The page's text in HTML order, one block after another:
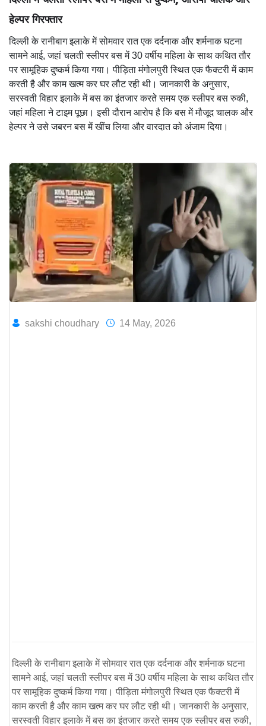
हेल्पर गिरफ्तार
दिल्ली के रानीबाग इलाके में सोमवार रात एक दर्दनाक और शर्मनाक घटना
सामने आई, जहां चलती स्लीपर बस में 30 वर्षीय महिला के साथ कथित तौर
पर सामूहिक दुष्कर्म किया गया। पीड़िता मंगोलपुरी स्थित एक फैक्टरी में काम
करती है और काम खत्म कर घर लौट रही थी। जानकारी के अनुसार,
सरस्वती विहार इलाके में बस का इंतजार करते समय एक स्लीपर बस रुकी,
जहां महिला ने टाइम पूछा। इसी दौरान आरोप है कि बस में मौजूद चालक और
हेल्पर ने उसे जबरन बस में खींच लिया और वारदात को अंजाम दिया।
sakshi choudhary 14 May, 2026
दिल्ली के रानीबाग इलाके में सोमवार रात एक दर्दनाक और शर्मनाक घटना
सामने आई, जहां चलती स्लीपर बस में 30 वर्षीय महिला के साथ कथित तौर
पर सामूहिक दुष्कर्म किया गया। पीड़िता मंगोलपुरी स्थित एक फैक्टरी में
काम करती है और काम खत्म कर घर लौट रही थी। जानकारी के अनुसार,
सरस्वती विहार इलाके में बस का इंतजार करते समय एक स्लीपर बस रुकी,